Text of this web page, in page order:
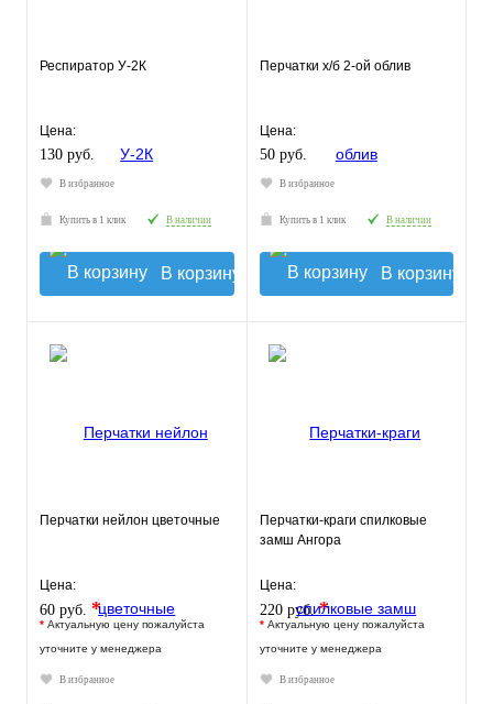
Респиратор У-2К
Цена:
130 руб.
В избранное
Купить в 1 клик В наличии
В корзину
Перчатки х/б 2-ой облив
Цена:
50 руб.
В избранное
Купить в 1 клик В наличии
В корзину
Перчатки нейлон цветочные
Цена:
60 руб. *
* Актуальную цену пожалуйста
уточните у менеджера
В избранное
Перчатки-краги спилковые
замш Ангора
Цена:
220 руб.*
* Актуальную цену пожалуйста
уточните у менеджера
В избранное